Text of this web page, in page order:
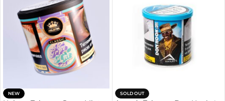
NEW SOLD OUT